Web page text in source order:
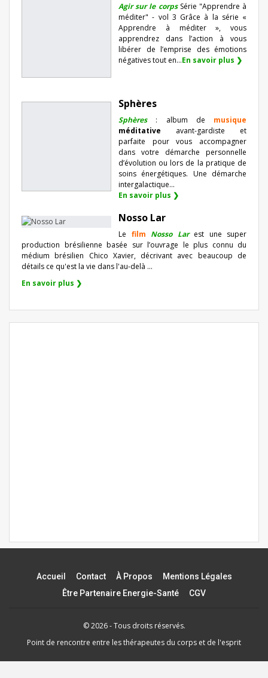
Agir sur le corpsSérie "Apprendre à
méditer" - vol 3 Grâce à la série «
Apprendre à méditer », vous
apprendrez dans l’action à vous
libérer de l’emprise des émotions
négatives tout en...En savoir plus ❯
Sphères
Sphères: album de musique
méditative avant-gardiste et
parfaite pour vous accompagner
dans votre démarche personnelle
d’évolution ou lors de la pratique de
soins énergétiques. Une démarche
intergalactique...
En savoir plus ❯
Nosso Lar
Le film Nosso Lar est une super
production brésilienne basée sur l’ouvrage le plus connu du
médium brésilien Chico Xavier, décrivant avec beaucoup de
détails ce qu'est la vie dans l'au-delà ...
En savoir plus ❯
Accueil Contact À Propos
Mentions Légales
Être Partenaire Energie-Santé
CGV
© 2026 - Tous droits réservés.
Point de rencontre entre les thérapeutes du corps et de l'esprit